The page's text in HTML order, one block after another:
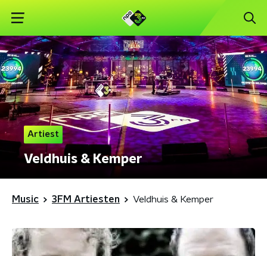
Artiest
Veldhuis & Kemper
Music 3FM Artiesten Veldhuis & Kemper